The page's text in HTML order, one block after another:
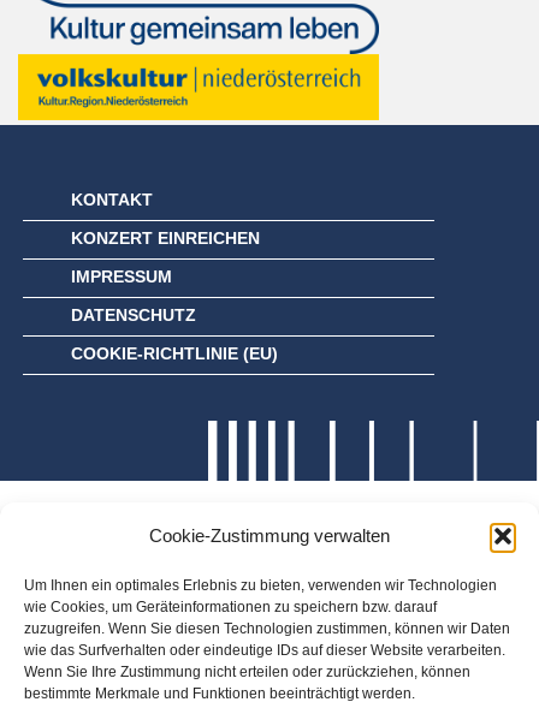
Cookie-Zustimmung verwalten
Um Ihnen ein optimales Erlebnis zu bieten, verwenden wir Technologien
wie Cookies, um Geräteinformationen zu speichern bzw. darauf
zuzugreifen. Wenn Sie diesen Technologien zustimmen, können wir Daten
wie das Surfverhalten oder eindeutige IDs auf dieser Website verarbeiten.
Wenn Sie Ihre Zustimmung nicht erteilen oder zurückziehen, können
bestimmte Merkmale und Funktionen beeinträchtigt werden.
KONTAKT
KONZERT EINREICHEN
IMPRESSUM
DATENSCHUTZ
COOKIE-RICHTLINIE (EU)